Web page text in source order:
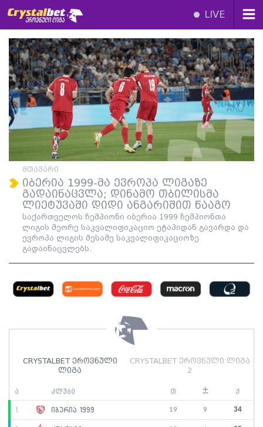
LIVE
მთავარი
იბერია 1999-მა ევროპა ლიგაზე
გადაინაცვლა; დინამო თბილისმა
ლიეტუვაში დიდი ანგარიშით წააგო
საქართველოს ჩემპიონი იბერია 1999 ჩემპიონთა
ლიგის მეორე საკვალიფიკაციო ეტაპიდან გავარდა და
ევროპა ლიგის მესამე საკვალიფიკაციოზე
გადაინაცვლებს.
CRYSTALBET ეროვნული
ლიგა
CRYSTALBET ეროვნული ლიგა
2
ა კლუბი თ ± ქ
1. იბერია 1999 19 9 34